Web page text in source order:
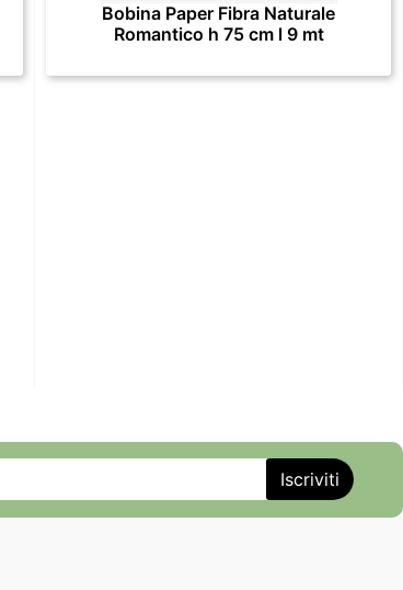
Bobina Paper Fibra Naturale
Romantico h 75 cm l 9 mt